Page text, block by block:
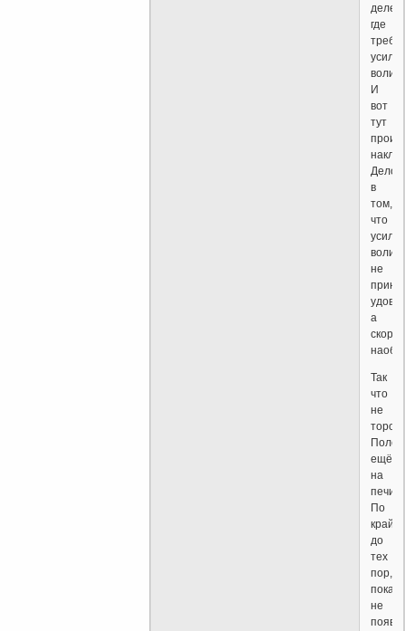
деле,
где
воли.
И
вот
тут
Дело
в
том,
что
воли
не
а
скорее
Так
что
не
ещё
на
печи.
По
до
тех
пор,
пока
не